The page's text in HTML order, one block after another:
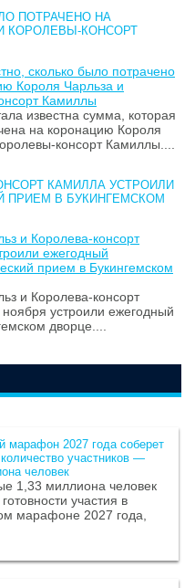
ПОТРАЧЕНО НА
КОРОЛЕВЫ-КОНСОРТ
сколько было потрачено
Короля Чарльза и
Камиллы
известна сумма, которая
на коронацию Короля
консорт Камиллы....
КАМИЛЛА УСТРОИЛИ
ПРИЕМ В БУКИНГЕМСКОМ
и Королева-консорт
ежегодный
прием в Букингемском
и Королева-консорт
устроили ежегодный
дворце....
марафон 2027 года соберет
участников —
человек
1,33 миллиона человек
участия в
марафоне 2027 года,